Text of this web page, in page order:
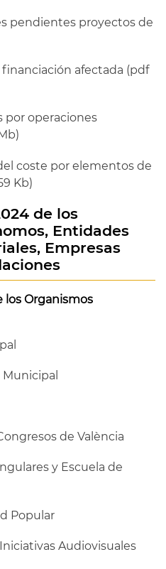
pendientes proyectos de
financiación afectada (pdf
por operaciones
coste por elementos de
Kb)
de los
Entidades
Empresas
los Organismos
de València
y Escuela de
Popular
Audiovisuales